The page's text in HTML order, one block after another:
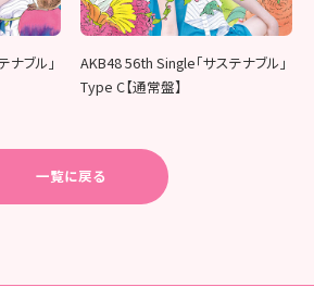
ブル」
AKB48 56th Single「サステナブル」
Type C【通常盤】
一覧に戻る